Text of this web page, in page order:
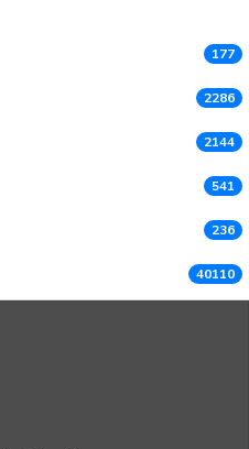
177
2286
2144
541
236
40110